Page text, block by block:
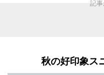
秋の好印象ス